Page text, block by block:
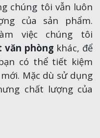
chúng tôi vẫn luôn
của sản phẩm.
việc chúng tôi
văn phòng khác, để
có thể tiết kiệm
Mặc dù sử dụng
chất lượng của